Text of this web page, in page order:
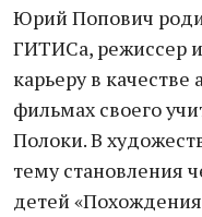
Юрий Попович
ГИТИСа, режиссер
карьеру в качестве
фильмах своего
Полоки. В
тему становления
детей